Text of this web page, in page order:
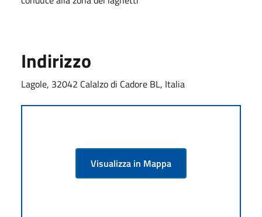
Indirizzo
Lagole, 32042 Calalzo di Cadore BL, Italia
Visualizza in Mappa